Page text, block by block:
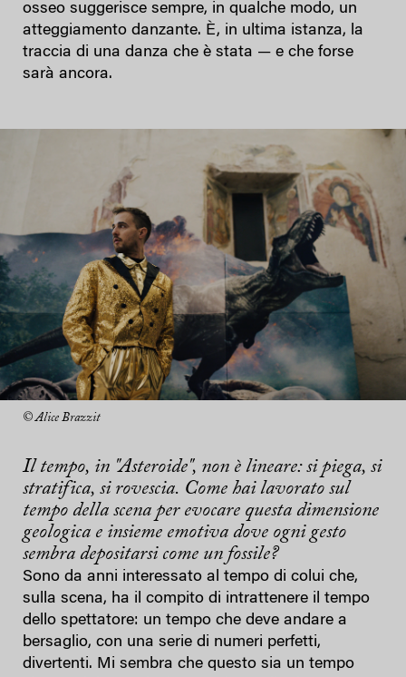
osseo suggerisce sempre, in qualche modo, un
atteggiamento danzante. È, in ultima istanza, la
traccia di una danza che è stata — e che forse
sarà ancora.
© Alice Brazzit
Il tempo, in "Asteroide", non è lineare: si piega, si
stratifica, si rovescia. Come hai lavorato sul
tempo della scena per evocare questa dimensione
geologica e insieme emotiva dove ogni gesto
sembra depositarsi come un fossile?
Sono da anni interessato al tempo di colui che,
sulla scena, ha il compito di intrattenere il tempo
dello spettatore: un tempo che deve andare a
bersaglio, con una serie di numeri perfetti,
divertenti. Mi sembra che questo sia un tempo